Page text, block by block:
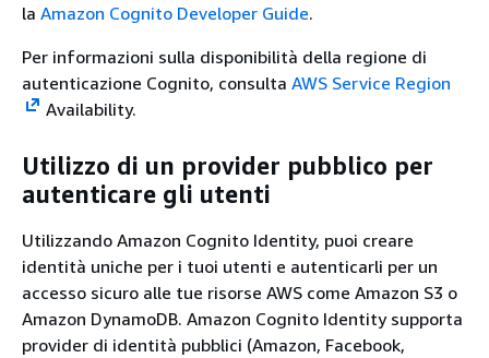
la Amazon Cognito Developer Guide.
Per informazioni sulla disponibilità della regione di
autenticazione Cognito, consulta AWS Service Region
Availability.
Utilizzo di un provider pubblico per
autenticare gli utenti
Utilizzando Amazon Cognito Identity, puoi creare
identità uniche per i tuoi utenti e autenticarli per un
accesso sicuro alle tue risorse AWS come Amazon S3 o
Amazon DynamoDB. Amazon Cognito Identity supporta
provider di identità pubblici (Amazon, Facebook,